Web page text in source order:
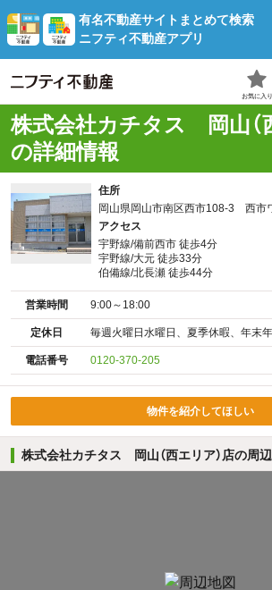
有名不動産サイトまとめて検索
ニフティ不動産アプリ
お気に入り
株式会社カチタス 岡山（
の詳細情報
住所
岡山県岡山市南区西市108-3 西
アクセス
宇野線/備前西市 徒歩4分
宇野線/大元 徒歩33分
伯備線/北長瀬 徒歩44分
営業時間 9:00～18:00
定休日 毎週火曜日水曜日、夏季休暇、年末
電話番号 0120-370-205
物件を紹介してほしい
株式会社カチタス 岡山（西エリア）店の周